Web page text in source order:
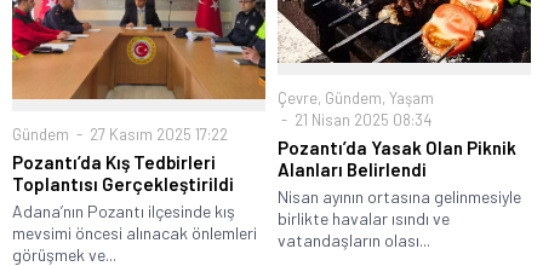
Gündem 27 Kasım 2025 17:22
Pozantı’da Kış Tedbirleri
Toplantısı Gerçekleştirildi
Adana’nın Pozantı ilçesinde kış
mevsimi öncesi alınacak önlemleri
görüşmek ve...
Çevre, Gündem, Yaşam
21 Nisan 2025 08:34
Pozantı’da Yasak Olan Piknik
Alanları Belirlendi
Nisan ayının ortasına gelinmesiyle
birlikte havalar ısındı ve
vatandaşların olası...